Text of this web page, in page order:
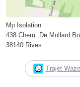
Mp Isolation
438 Chem. De Mollard
38140 Rives
Trajet Waze